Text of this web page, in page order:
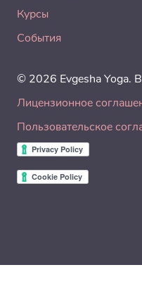
Курсы
События
© 2026 Evgesha Yoga.
Лицензионное
Пользовательское